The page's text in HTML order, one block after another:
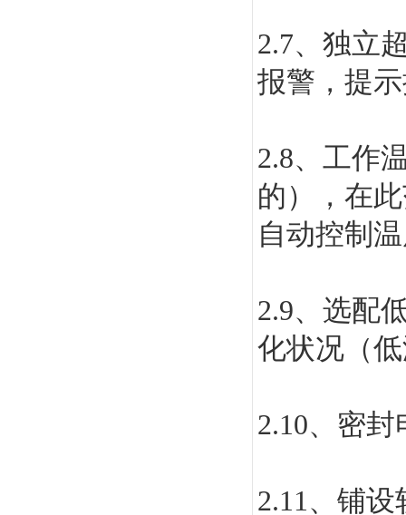
2.7、独立
报警，提
2.8、工作
的），在
自动控制
2.9、选配
化状况（
2.10、密封
2.11 、铺设